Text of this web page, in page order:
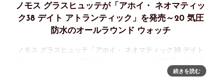
ノモス グラスヒュッテが「アホイ・ ネオマティッ
ク38 デイト アトランティック」を発売～20 気圧
防水のオールラウンド ウォッチ
ノモス グラスヒュッテ「アホイ・ ネオマティック38 デイト
たらどうしますか？ 波に乗り、その波に身を任せますか？ 大
続きを読む